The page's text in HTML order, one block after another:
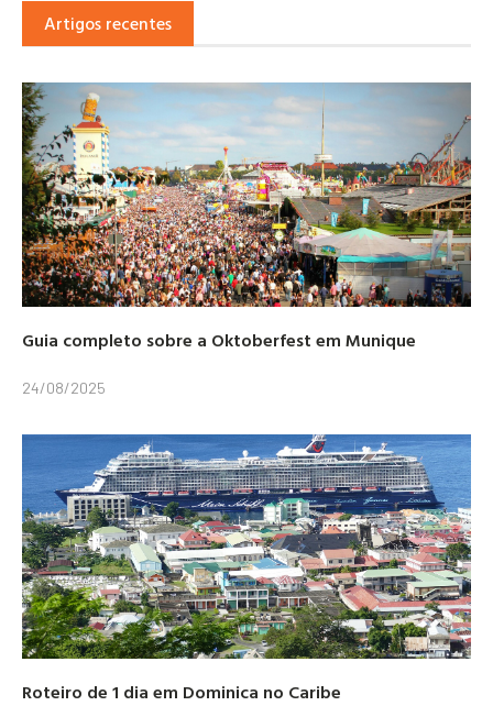
Artigos recentes
Guia completo sobre a Oktoberfest em Munique
24/08/2025
Roteiro de 1 dia em Dominica no Caribe